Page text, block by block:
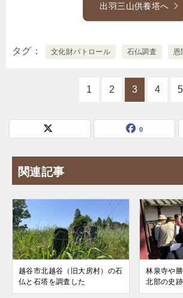
出羽三山供養塔へ
タグ 文化財パトロール 石仏調査 恩
1 2 3 4 5
0
関連記事
越谷市北越谷（旧大房村）の石
仏と石塔を調査した
林泉寺や
北部の史